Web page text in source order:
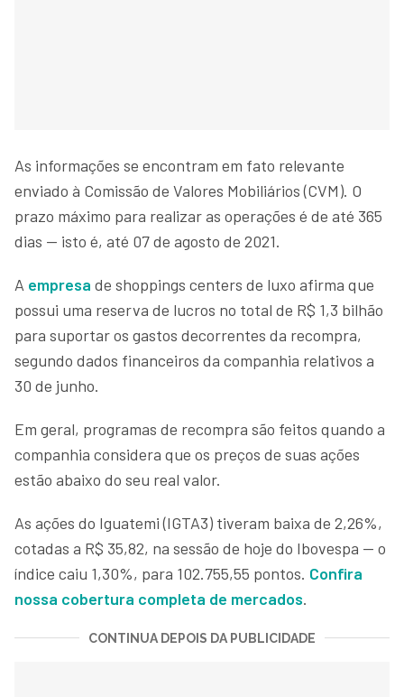
As informações se encontram em fato relevante
enviado à Comissão de Valores Mobiliários (CVM). O
prazo máximo para realizar as operações é de até 365
dias — isto é, até 07 de agosto de 2021.
A empresa de shoppings centers de luxo afirma que
possui uma reserva de lucros no total de R$ 1,3 bilhão
para suportar os gastos decorrentes da recompra,
segundo dados financeiros da companhia relativos a
30 de junho.
Em geral, programas de recompra são feitos quando a
companhia considera que os preços de suas ações
estão abaixo do seu real valor.
As ações do Iguatemi (IGTA3) tiveram baixa de 2,26%,
cotadas a R$ 35,82, na sessão de hoje do Ibovespa — o
índice caiu 1,30%, para 102.755,55 pontos. Confira
nossa cobertura completa de mercados.
CONTINUA DEPOIS DA PUBLICIDADE